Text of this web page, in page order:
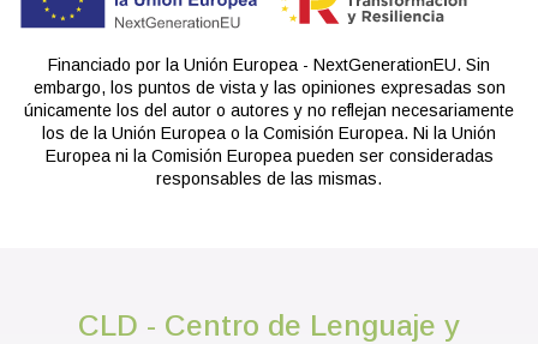
Financiado por la Unión Europea - NextGenerationEU. Sin
embargo, los puntos de vista y las opiniones expresadas son
únicamente los del autor o autores y no reflejan necesariamente
los de la Unión Europea o la Comisión Europea. Ni la Unión
Europea ni la Comisión Europea pueden ser consideradas
responsables de las mismas.
CLD - Centro de Lenguaje y